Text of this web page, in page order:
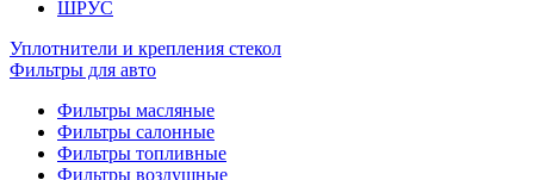
ШРУС
Уплотнители и крепления стекол
Фильтры для авто
Фильтры масляные
Фильтры салонные
Фильтры топливные
Фильтры воздушные